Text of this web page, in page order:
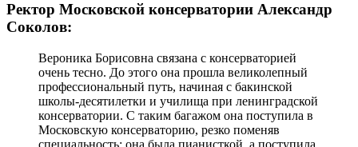
Ректор Московской консерватории Александр
Соколов:
Вероника Борисовна связана с консерваторией
очень тесно. До этого она прошла великолепный
профессиональный путь, начиная с бакинской
школы-десятилетки и училища при ленинградской
консерватории. С таким багажом она поступила в
Московскую консерваторию, резко поменяв